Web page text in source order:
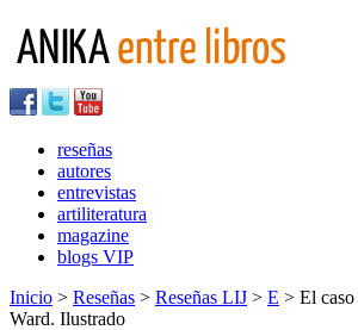
reseñas
autores
entrevistas
artiliteratura
magazine
blogs VIP
Inicio > Reseñas > Reseñas LIJ > E > El
Ward. Ilustrado